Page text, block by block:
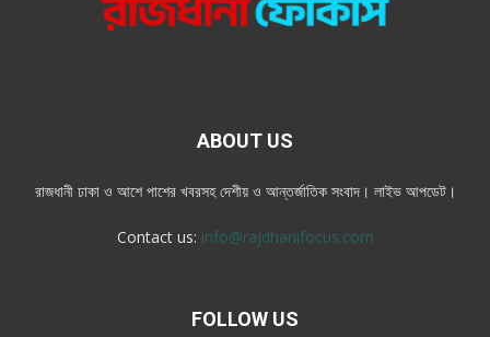
ABOUT US
রাজধানী ঢাকা ও আশে পাশের খবরসহ দেশীয় ও আন্তর্জাতিক সংবাদ। লাইভ আপডেট।
Contact us: info@rajdhanifocus.com
FOLLOW US